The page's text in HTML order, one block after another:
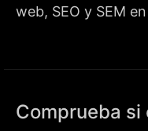
web, SEO y SEM
Comprueba